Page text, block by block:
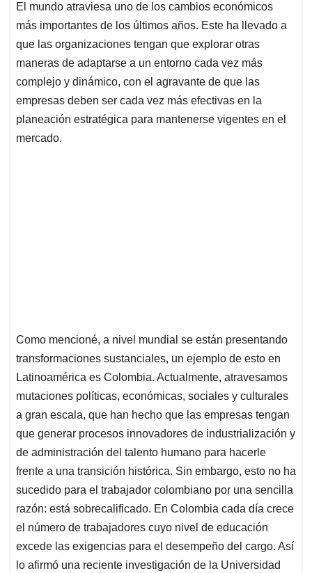
s
A
p
p
b
o
o
k
e
d
I
n
l
a
d
s
El mundo atraviesa uno de los cambios económicos
más importantes de los últimos años. Este ha llevado a
que las organizaciones tengan que explorar otras
maneras de adaptarse a un entorno cada vez más
complejo y dinámico, con el agravante de que las
empresas deben ser cada vez más efectivas en la
planeación estratégica para mantenerse vigentes en el
mercado.
Como mencioné, a nivel mundial se están presentando
transformaciones sustanciales, un ejemplo de esto en
Latinoamérica es Colombia. Actualmente, atravesamos
mutaciones políticas, económicas, sociales y culturales
a gran escala, que han hecho que las empresas tengan
que generar procesos innovadores de industrialización y
de administración del talento humano para hacerle
frente a una transición histórica. Sin embargo, esto no ha
sucedido para el trabajador colombiano por una sencilla
razón: está sobrecalificado. En Colombia cada día crece
el número de trabajadores cuyo nivel de educación
excede las exigencias para el desempeño del cargo. Así
lo afirmó una reciente investigación de la Universidad